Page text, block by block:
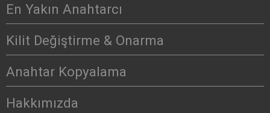
En Yakın Anahtarcı
Kilit Değiştirme & Onarma
Anahtar Kopyalama
Hakkımızda